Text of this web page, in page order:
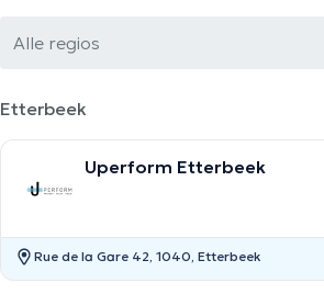
Alle regios
Etterbeek
Uperform Etterbeek
Rue de la Gare 42, 1040, Etterbeek